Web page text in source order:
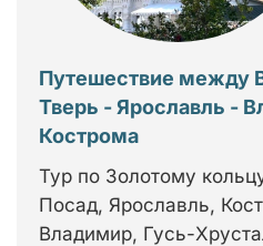
Путешествие между
Тверь - Ярославль -
Кострома
Тур по Золотому
Посад, Ярославль,
Владимир, Гусь-